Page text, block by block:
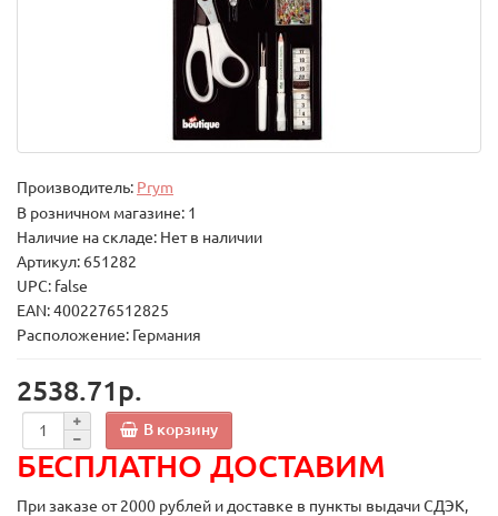
Производитель: Prym
В розничном магазине: 1
Наличие на складе: Нет в наличии
Артикул: 651282
UPC: false
EAN: 4002276512825
Расположение: Германия
2538.71р.
В корзину
БЕСПЛАТНО ДОСТАВИМ
При заказе от 2000 рублей и доставке в пункты выдачи СДЭК,